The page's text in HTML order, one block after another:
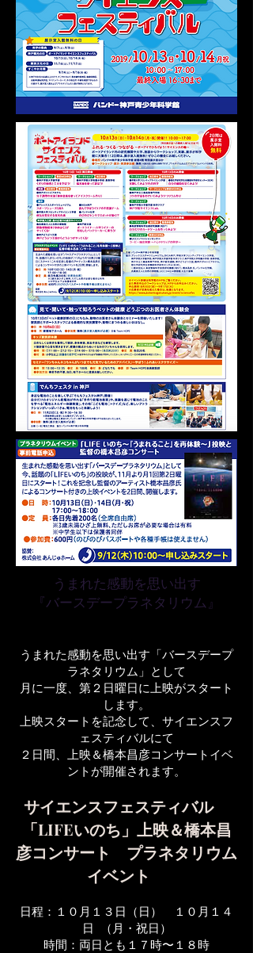
うまれた感動を思い出す
『バースデープラネタリウム』
うまれた感動を思い出す「バースデープ
ラネタリウム」として
月に一度、第２日曜日に上映がスタート
します。
上映スタートを記念して、サイエンスフ
ェスティバルにて
２日間、上映＆橋本昌彦コンサートイベ
ントが開催されます。
サイエンスフェスティバル
「LIFEいのち」上映＆橋本昌
彦コンサート プラネタリウム
イベント
日程：１０月１３日（日） １０月１４
日 （月・祝日）
時間：両日とも１７時〜１８時